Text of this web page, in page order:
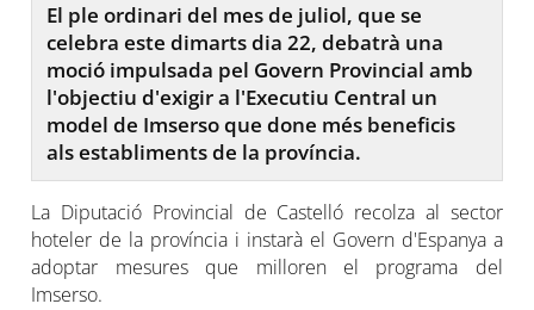
El ple ordinari del mes de juliol, que se
celebra este dimarts dia 22, debatrà una
moció impulsada pel Govern Provincial amb
l'objectiu d'exigir a l'Executiu Central un
model de Imserso que done més beneficis
als establiments de la província.
La Diputació Provincial de Castelló recolza al sector
hoteler de la província i instarà el Govern d'Espanya a
adoptar mesures que milloren el programa del
Imserso.